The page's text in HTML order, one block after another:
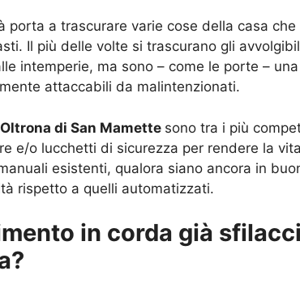
porta a trascurare varie cose della casa
Il più delle volte si trascurano gli
intemperie, ma sono – come le porte –
attaccabili da malintenzionati.
di San Mamette sono tra i più
e/o lucchetti di sicurezza per rendere la
esistenti, qualora siano ancora in
rispetto a quelli automatizzati.
in corda già